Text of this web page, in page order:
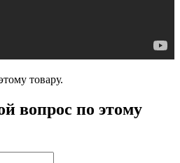
товару.
вопрос по этому